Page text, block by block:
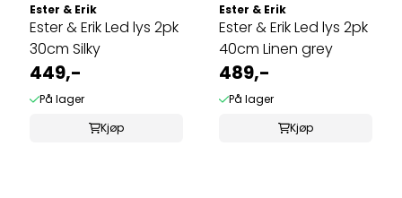
Ester & Erik
Ester & Erik Led lys 2pk
30cm Silky
449,-
På lager
Kjøp
Ester & Erik
Ester & Erik Led lys 2pk
40cm Linen grey
489,-
På lager
Kjøp